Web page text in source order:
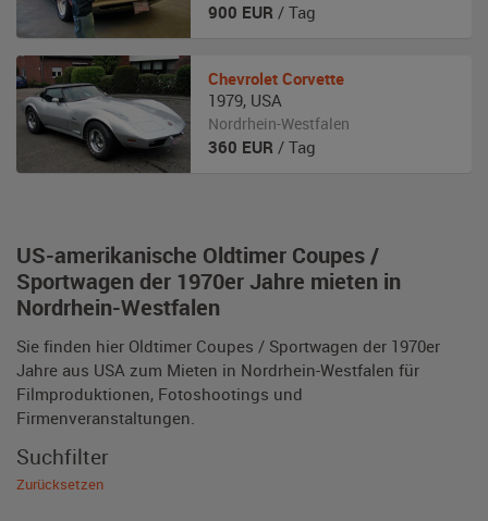
US-amerikanische Oldtimer Coupes /
Sportwagen der 1970er Jahre mieten in
Nordrhein-Westfalen
Sie finden hier Oldtimer Coupes / Sportwagen der 1970er
Jahre aus USA zum Mieten in Nordrhein-Westfalen für
Filmproduktionen, Fotoshootings und
Firmenveranstaltungen.
900 EUR / Tag
Chevrolet Corvette
1979, USA
Nordrhein-Westfalen
360 EUR / Tag
Suchfilter
Zurücksetzen